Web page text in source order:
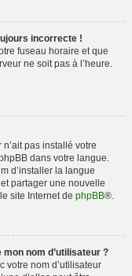
incorrecte !
fuseau horaire et que
ne soit pas à l’heure.
pas installé votre
dans votre langue.
d’installer la langue
partager une nouvelle
site Internet de phpBB®.
nom d’utilisateur ?
votre nom d’utilisateur